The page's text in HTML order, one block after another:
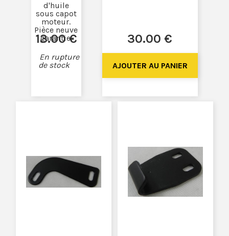
13.00 €
En rupture
de stock
d'huile
sous capot
moteur.
Pièce neuve
garantie.
30.00 €